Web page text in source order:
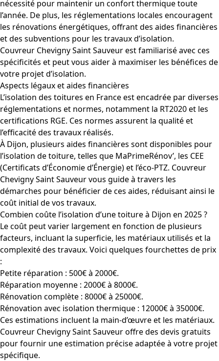
nécessité pour maintenir un confort thermique toute
l’année. De plus, les réglementations locales encouragent
les rénovations énergétiques, offrant des aides financières
et des subventions pour les travaux d’isolation.
Couvreur Chevigny Saint Sauveur est familiarisé avec ces
spécificités et peut vous aider à maximiser les bénéfices de
votre projet d’isolation.
Aspects légaux et aides financières
L’isolation des toitures en France est encadrée par diverses
réglementations et normes, notamment la RT2020 et les
certifications RGE. Ces normes assurent la qualité et
l’efficacité des travaux réalisés.
À Dijon, plusieurs aides financières sont disponibles pour
l’isolation de toiture, telles que MaPrimeRénov’, les CEE
(Certificats d’Économie d’Énergie) et l’éco-PTZ. Couvreur
Chevigny Saint Sauveur vous guide à travers les
démarches pour bénéficier de ces aides, réduisant ainsi le
coût initial de vos travaux.
Combien coûte l’isolation d’une toiture à Dijon en 2025 ?
Le coût peut varier largement en fonction de plusieurs
facteurs, incluant la superficie, les matériaux utilisés et la
complexité des travaux. Voici quelques fourchettes de prix
:
Petite réparation : 500€ à 2000€.
Réparation moyenne : 2000€ à 8000€.
Rénovation complète : 8000€ à 25000€.
Rénovation avec isolation thermique : 12000€ à 35000€.
Ces estimations incluent la main-d’œuvre et les matériaux.
Couvreur Chevigny Saint Sauveur offre des devis gratuits
pour fournir une estimation précise adaptée à votre projet
spécifique.